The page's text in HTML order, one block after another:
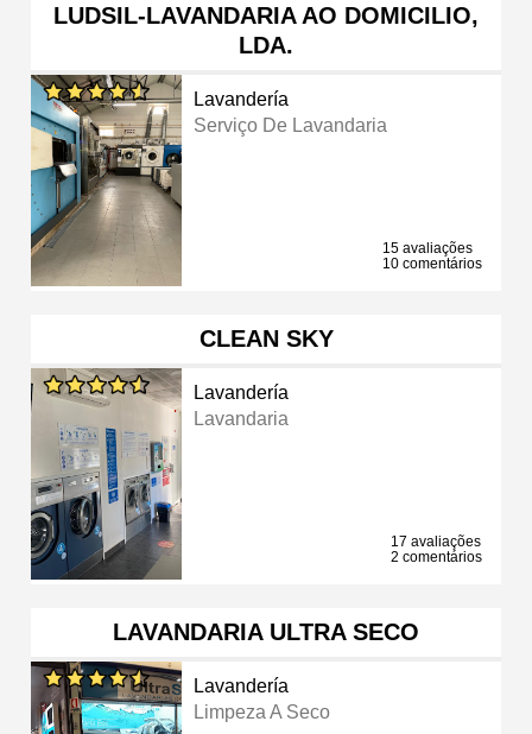
LUDSIL-LAVANDARIA AO DOMICILIO,
LDA.
Lavandería
Serviço De Lavandaria
15 avaliações
10 comentários
CLEAN SKY
Lavandería
Lavandaria
17 avaliações
2 comentários
LAVANDARIA ULTRA SECO
Lavandería
Limpeza A Seco